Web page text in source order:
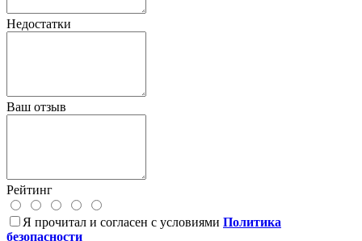
Недостатки
Ваш отзыв
Рейтинг
Я прочитал и согласен с условиями Политика
безопасности